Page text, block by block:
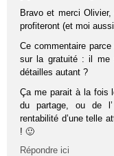
Bravo et merci
profiteront (et moi
Ce commentaire
sur la gratuité : il me
détailles autant ?
Ça me parait à la fois
du partage, ou de
rentabilité d’une telle
! 🙂
Répondre ici